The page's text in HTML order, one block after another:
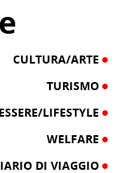
CULTURA/ARTE
TURISMO
LIFESTYLE
WELFARE
DI VIAGGIO